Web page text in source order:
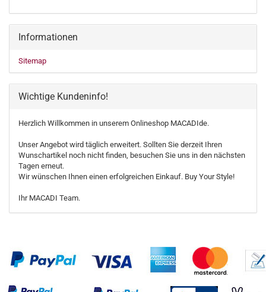
Informationen
Sitemap
Wichtige Kundeninfo!
Herzlich Willkommen in unserem Onlineshop MACADIde.
Unser Angebot wird täglich erweitert. Sollten Sie derzeit Ihren
Wunschartikel noch nicht finden, besuchen Sie uns in den nächsten
Tagen erneut.
Wir wünschen Ihnen einen erfolgreichen Einkauf. Buy Your Style!
Ihr MACADI Team.